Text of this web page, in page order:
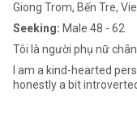
Giong Trom, Bến Tre,
Seeking: Male 48 - 62
Tôi là người phụ nữ
I am a kind-hearted
honestly a bit